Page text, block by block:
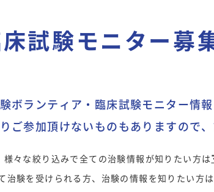
試験モニター募
ボランティア・臨床試験モニター情報
ご参加頂けないものもありますので
々な絞り込みで全ての治験情報が知りたい方は
治験を受けられる方、治験の情報を知りたい方は